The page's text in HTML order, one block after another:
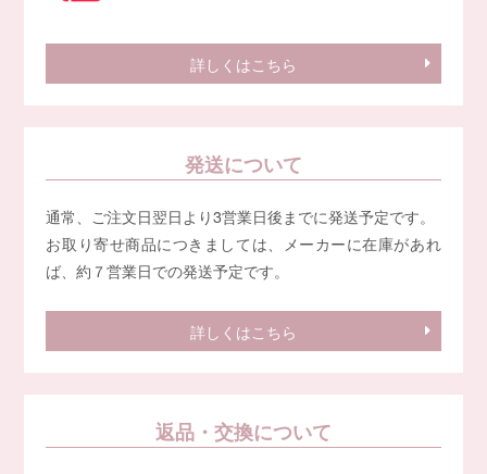
詳しくはこちら
発送について
通常、ご注文日翌日より3営業日後までに発送予定です。
お取り寄せ商品につきましては、メーカーに在庫があれ
ば、約７営業日での発送予定です。
詳しくはこちら
返品・交換について